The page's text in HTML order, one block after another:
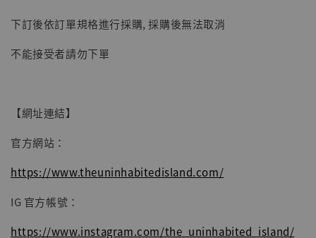
【現貨】BJSTUDIO 1/6系列可動蒐藏人偶 讓
NT$ 5,300
下訂後依訂單規格進行採購, 採購後無法取消
不能接受者請勿下單
【網址連結】
官方網站：
https://www.theuninhabitedisland.com/
IG 官方帳號：
https://www.instagram.com/the_uninhabited_island/